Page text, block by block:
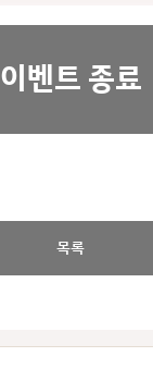
이벤트 종료
목록